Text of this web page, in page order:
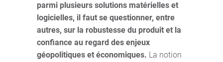
parmi plusieurs solutions matérielles et
logicielles, il faut se questionner, entre
autres, sur la robustesse du produit et la
confiance au regard des enjeux
géopolitiques et économiques. La notion